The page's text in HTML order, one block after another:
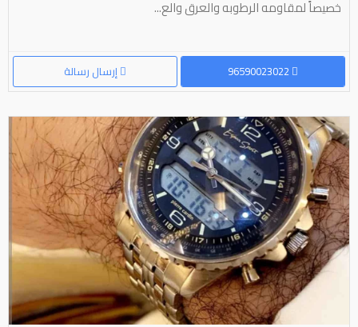
خصيصاً لمقاومه الرطوبه والعرق والع...
إرسال رسالة